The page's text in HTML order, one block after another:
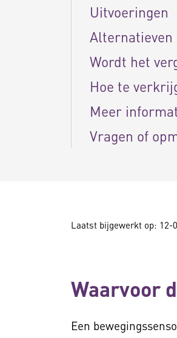
Uitvoeringen
Alternatieven
Wordt het
Hoe te
Meer
Vragen of
Laatst bijgewerkt op: 12-
Waarvoor
Een